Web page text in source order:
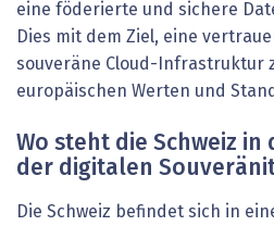
eine föderierte und sichere
Dies mit dem Ziel, eine
souveräne Cloud-Infrastruktur
europäischen Werten und
Wo steht die Schweiz
der ­digitalen
Die Schweiz befindet sich in